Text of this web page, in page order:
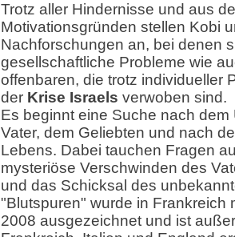
Trotz aller Hindernisse und aus
Motivationsgründen stellen Kobi
Nachforschungen an, bei denen
gesellschaftliche Probleme wie
offenbaren, die trotz individueller
der Krise Israels verwoben sind.
Es beginnt eine Suche nach
Vater, dem Geliebten und nach
Lebens. Dabei tauchen Fragen
mysteriöse Verschwinden des
und das Schicksal des
"Blutspuren" wurde in Frankreich
2008 ausgezeichnet und ist